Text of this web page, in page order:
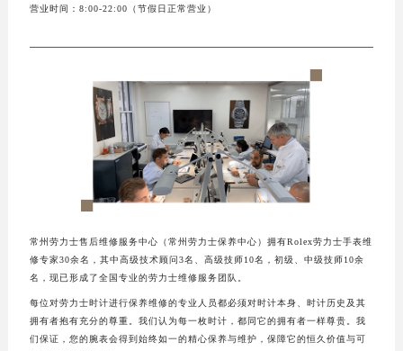
营业时间：8:00-22:00（节假日正常营业）
常州劳力士售后维修服务中心（常州劳力士保养中心）拥有Rolex劳力士手表维
修专家30余名，其中高级技术顾问3名、高级技师10名，初级、中级技师10余
名，现已形成了全国专业的劳力士维修服务团队。
每位对劳力士时计进行保养维修的专业人员都必须对时计本身、时计历史及其
拥有者抱有充分的尊重。我们认为每一枚时计，都同它的拥有者一样尊贵。我
们保证，您的腕表会得到始终如一的精心保养与维护，保障它的恒久价值与可